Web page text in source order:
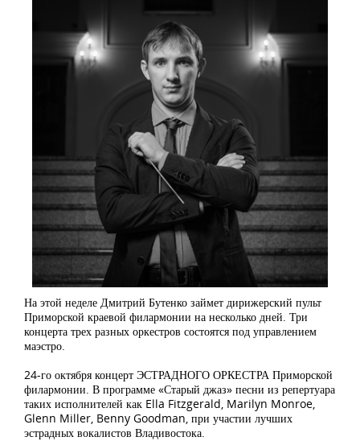
На этой неделе Дмитрий Бутенко займет дирижерский пульт
Приморской краевой филармонии на несколько дней. Три
концерта трех разных оркестров состоятся под управлением
маэстро.
24-го октября концерт ЭСТРАДНОГО ОРКЕСТРА Приморской
филармонии. В программе «Старый джаз» песни из репертуара
таких исполнителей как Ella Fitzgerald, Marilyn Monroe,
Glenn Miller, Benny Goodman, при участии лучших
эстрадных вокалистов Владивостока.